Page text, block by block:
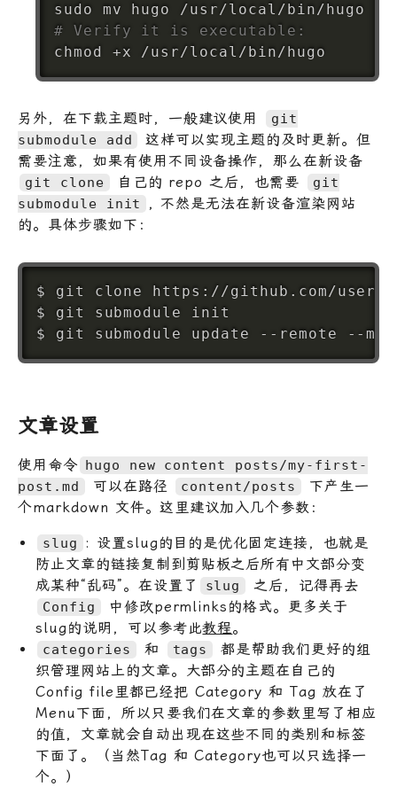
sudo
mv
# Verify it is executable:
chmod
另外，在下载主题时，一般建议使用
git
submodule add
这样可以实现主题的及时更新。但
需要注意，如果有使用不同设备操作，那么在新设备
git clone 自己的 repo 之后，也需要
git
submodule init
, 不然是无法在新设备渲染网站
的。具体步骤如下：
$ git
clone https://github.com/user/
$ git
submodule init
$ git
文章设置
使用命令 hugo new content posts/my-first-
post.md
可以在路径 content/posts
下产生一
个markdown 文件。这里建议加入几个参数：
slug
: 设置slug的目的是优化固定连接，也就是
防止文章的链接复制到剪贴板之后所有中文部分变
成某种“乱码”。在设置了
slug 之后，记得再去
Config
中修改permlinks的格式。更多关于
slug的说明，可以参考此教程。
categories 和 tags
都是帮助我们更好的组
织管理网站上的文章。大部分的主题在自己的
Config file里都已经把 Category 和 Tag 放在了
Menu下面，所以只要我们在文章的参数里写了相应
的值，文章就会自动出现在这些不同的类别和标签
下面了。（当然Tag 和 Category也可以只选择一
个。）